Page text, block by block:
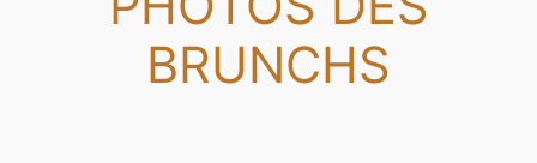
BRUNCHS